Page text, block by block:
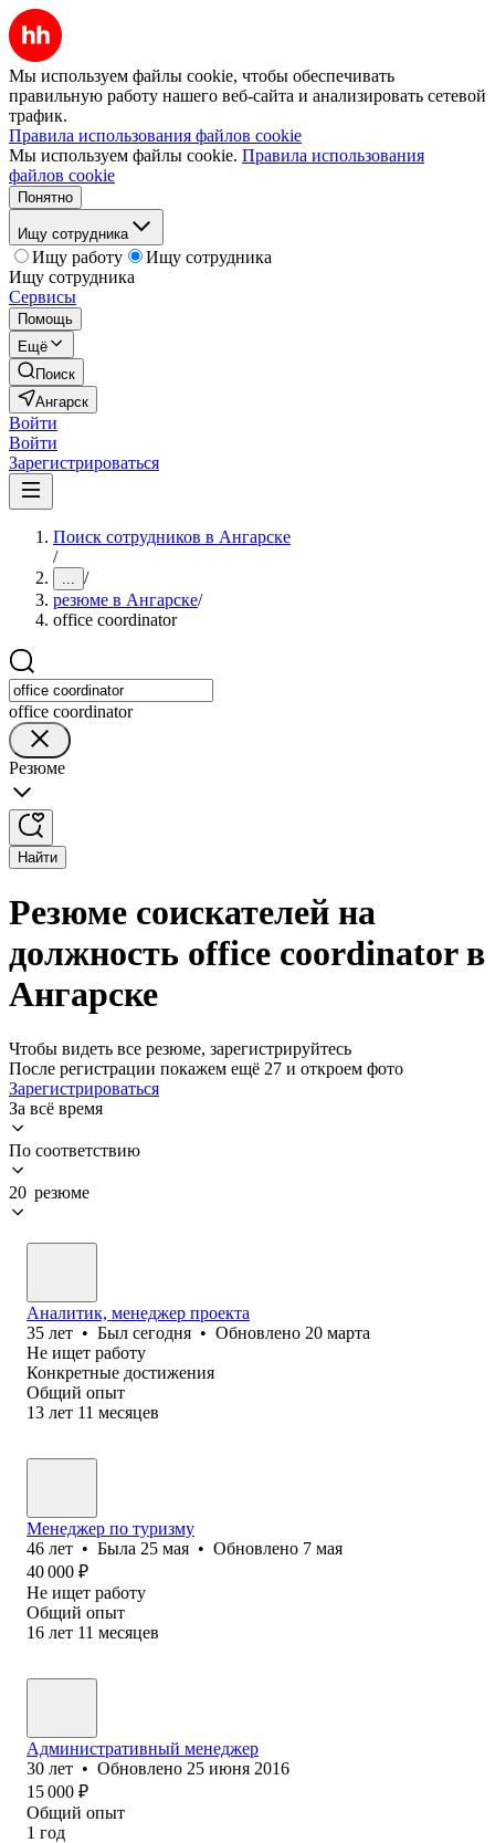
Мы используем файлы cookie, чтобы обеспечивать
правильную работу нашего веб-сайта и анализировать сетевой
трафик.
Правила использования файлов cookie
Мы используем файлы cookie. Правила использования
файлов cookie
Понятно
Ищу сотрудника
Ищу работу
Ищу сотрудника
Ищу сотрудника
Сервисы
Помощь
Ещё
Поиск
Ангарск
Войти
Войти
Зарегистрироваться
Поиск сотрудников в Ангарске
/
... /
резюме в Ангарске/
office coordinator
office coordinator
Резюме
Найти
Резюме соискателей на
должность office coordinator в
Ангарске
Чтобы видеть все резюме, зарегистрируйтесь
После регистрации покажем ещё 27 и откроем фото
Зарегистрироваться
За всё время
По соответствию
20 резюме
Аналитик, менеджер проекта
35 лет • Был сегодня • Обновлено 20 марта
Не ищет работу
Конкретные достижения
Общий опыт
13 лет 11 месяцев
Менеджер по туризму
46 лет • Была 25 мая • Обновлено 7 мая
40 000 ₽
Не ищет работу
Общий опыт
16 лет 11 месяцев
Административный менеджер
30 лет • Обновлено 25 июня 2016
15 000 ₽
Общий опыт
1 год